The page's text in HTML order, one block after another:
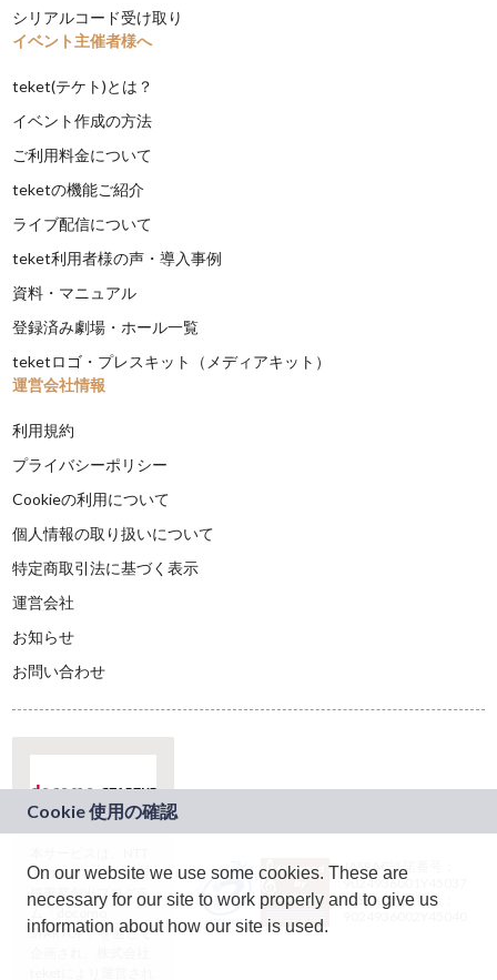
シリアルコード受け取り
イベント主催者様へ
teket(テケト)とは？
イベント作成の方法
ご利用料金について
teketの機能ご紹介
ライブ配信について
teket利用者様の声・導入事例
資料・マニュアル
登録済み劇場・ホール一覧
teketロゴ・プレスキット（メディアキット）
運営会社情報
利用規約
プライバシーポリシー
Cookieの利用について
個人情報の取り扱いについて
特定商取引法に基づく表示
運営会社
お知らせ
お問い合わせ
ドコモグループの新
規事業創出プログラ
ム「docomo
STARTUP」を通じて
JASRAC許諾番号：
9024936001Y45037
JASRAC許諾番号：
On our website we use some cookies. These are
necessary for our site to work properly and to give us
information about how our site is used.